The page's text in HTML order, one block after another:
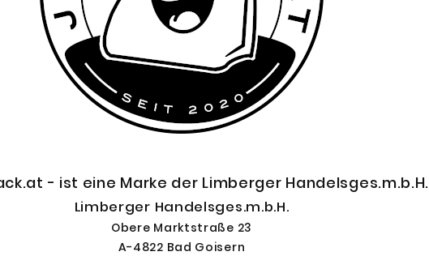
- ist eine Marke der Limberger Handelsges.m.b.H.
Limberger Handelsges.m.b.H.
Obere Marktstraße 23
A-4822 Bad Goisern